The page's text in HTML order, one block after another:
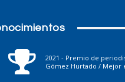
2021 - Premio de
Gómez Hurtado / Mejor